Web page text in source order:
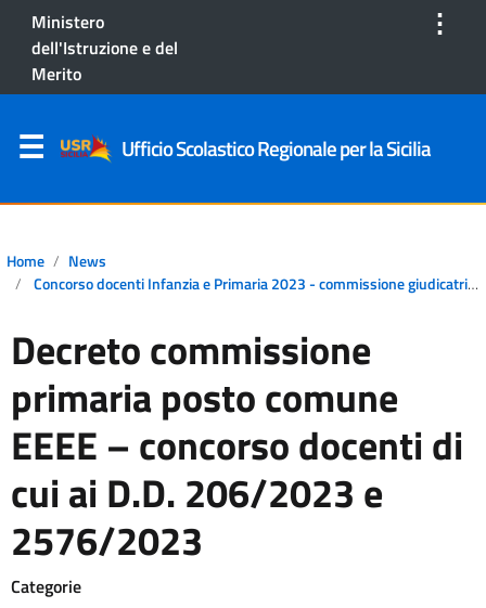
Ministero
dell'Istruzione e del
Merito
⋮
Ufficio Scolastico Regionale per la Sicilia
Home
News
Concorso docenti Infanzia e Primaria 2023 - commissione giudicatrice
Decreto commissione
primaria posto comune
EEEE – concorso docenti di
cui ai D.D. 206/2023 e
2576/2023
Categorie